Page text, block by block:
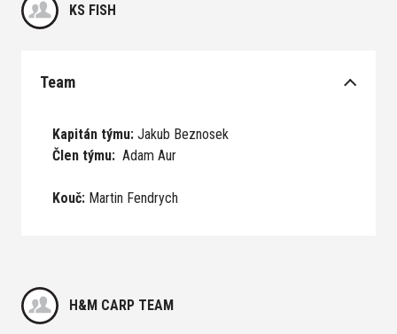
KS FISH
Team
Kapitán týmu: Jakub Beznosek
Člen týmu: Adam Aur
Kouč: Martin Fendrych
H&M CARP TEAM